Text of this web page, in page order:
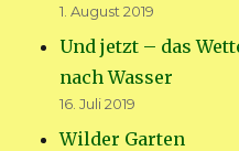
1. August 2019
Und jetzt – das
nach Wasser
16. Juli 2019
Wilder Garten